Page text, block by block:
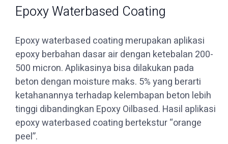
Epoxy Waterbased Coating
Epoxy waterbased coating merupakan aplikasi
epoxy berbahan dasar air dengan ketebalan 200-
500 micron. Aplikasinya bisa dilakukan pada
beton dengan moisture maks. 5% yang berarti
ketahanannya terhadap kelembapan beton lebih
tinggi dibandingkan Epoxy Oilbased. Hasil aplikasi
epoxy waterbased coating bertekstur “orange
peel”.